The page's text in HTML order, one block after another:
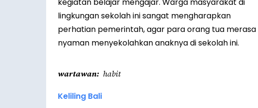
kegiatan belajar mengajar. Warga masyarakat di
lingkungan sekolah ini sangat mengharapkan
perhatian pemerintah, agar para orang tua merasa
nyaman menyekolahkan anaknya di sekolah ini.
wartawan habit
Keliling Bali